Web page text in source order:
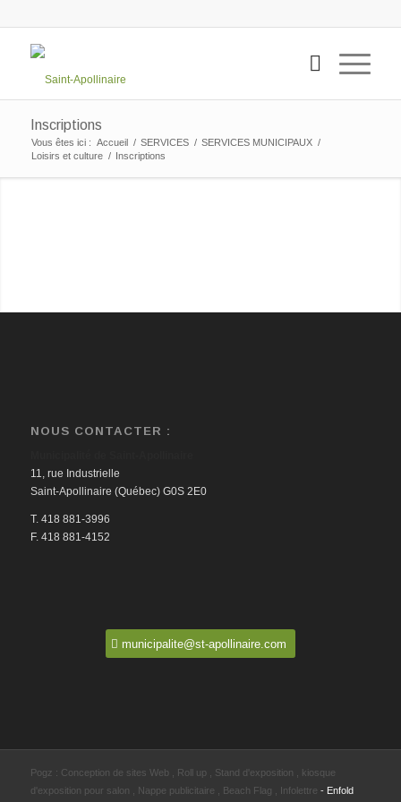
Inscriptions
Vous êtes ici : Accueil / SERVICES / SERVICES MUNICIPAUX /
Loisirs et culture / Inscriptions
NOUS CONTACTER :
11, rue Industrielle
Saint-Apollinaire (Québec) G0S 2E0
T. 418 881-3996
F. 418 881-4152
municipalite@st-apollinaire.com
Pogz : Conception de sites Web Roll up Stand d'exposition
kiosque
d'exposition pour salon
Nappe publicitaire Beach Flag Infolettre - Enfold